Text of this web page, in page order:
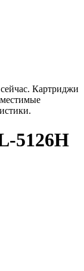
Картриджи
5126H